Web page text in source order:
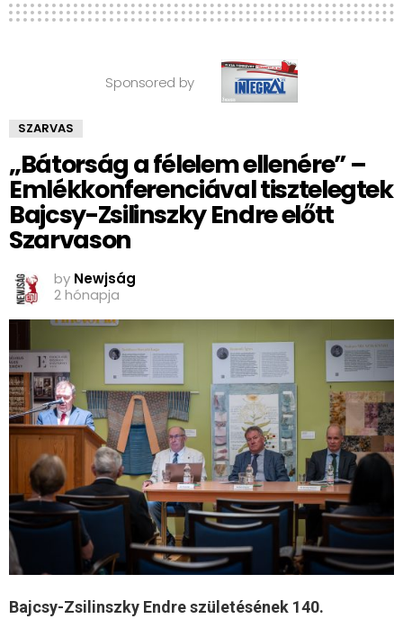
Sponsored by
SZARVAS
„Bátorság a félelem ellenére” –
Emlékkonferenciával tisztelegtek
Bajcsy-Zsilinszky Endre előtt
Szarvason
by Newjság
2 hónapja
Bajcsy-Zsilinszky Endre születésének 140.